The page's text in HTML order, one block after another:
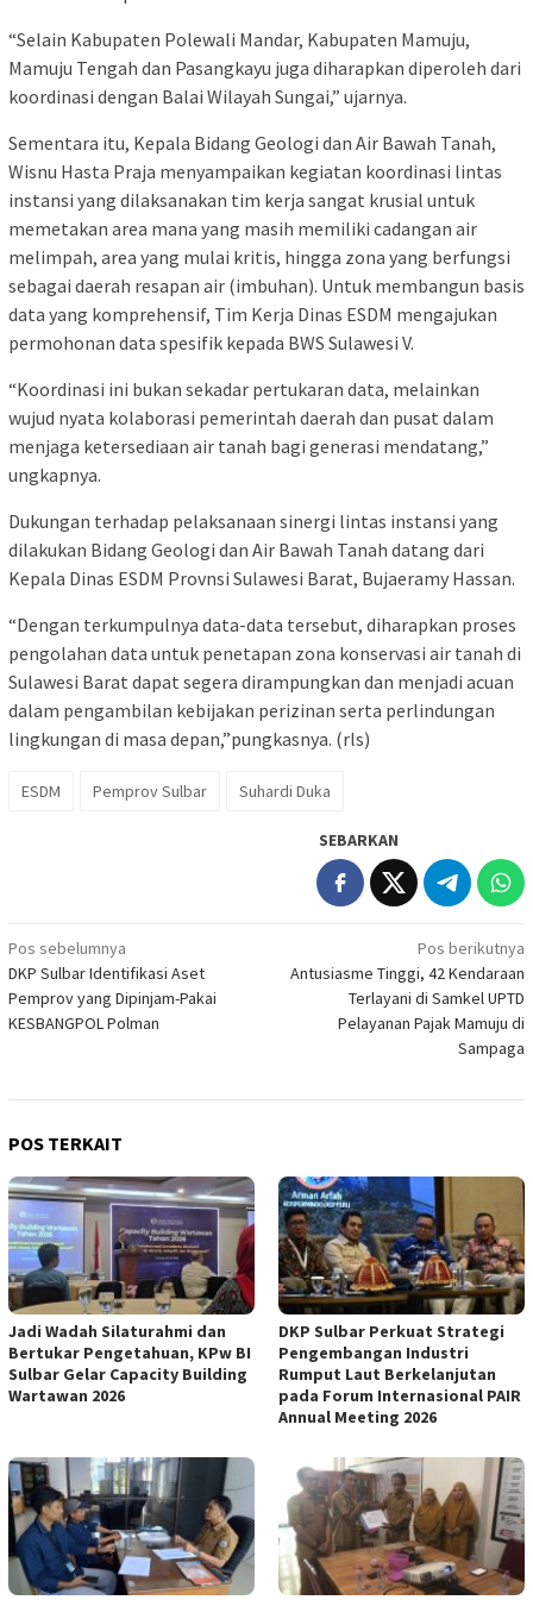
“Selain Kabupaten Polewali Mandar, Kabupaten Mamuju,
Mamuju Tengah dan Pasangkayu juga diharapkan diperoleh dari
koordinasi dengan Balai Wilayah Sungai,” ujarnya.
Sementara itu, Kepala Bidang Geologi dan Air Bawah Tanah,
Wisnu Hasta Praja menyampaikan kegiatan koordinasi lintas
instansi yang dilaksanakan tim kerja sangat krusial untuk
memetakan area mana yang masih memiliki cadangan air
melimpah, area yang mulai kritis, hingga zona yang berfungsi
sebagai daerah resapan air (imbuhan). Untuk membangun basis
data yang komprehensif, Tim Kerja Dinas ESDM mengajukan
permohonan data spesifik kepada BWS Sulawesi V.
“Koordinasi ini bukan sekadar pertukaran data, melainkan
wujud nyata kolaborasi pemerintah daerah dan pusat dalam
menjaga ketersediaan air tanah bagi generasi mendatang,”
ungkapnya.
Dukungan terhadap pelaksanaan sinergi lintas instansi yang
dilakukan Bidang Geologi dan Air Bawah Tanah datang dari
Kepala Dinas ESDM Provnsi Sulawesi Barat, Bujaeramy Hassan.
“Dengan terkumpulnya data-data tersebut, diharapkan proses
pengolahan data untuk penetapan zona konservasi air tanah di
Sulawesi Barat dapat segera dirampungkan dan menjadi acuan
dalam pengambilan kebijakan perizinan serta perlindungan
lingkungan di masa depan,”pungkasnya. (rls)
ESDM Pemprov Sulbar Suhardi Duka
SEBARKAN
Navigasi
pos
Pos sebelumnya
DKP Sulbar Identifikasi Aset
Pemprov yang Dipinjam-Pakai
KESBANGPOL Polman
Pos berikutnya
Antusiasme Tinggi, 42 Kendaraan
Terlayani di Samkel UPTD
Pelayanan Pajak Mamuju di
Sampaga
POS TERKAIT
Jadi Wadah Silaturahmi dan
Bertukar Pengetahuan, KPw BI
Sulbar Gelar Capacity Building
Wartawan 2026
DKP Sulbar Perkuat Strategi
Pengembangan Industri
Rumput Laut Berkelanjutan
pada Forum Internasional PAIR
Annual Meeting 2026